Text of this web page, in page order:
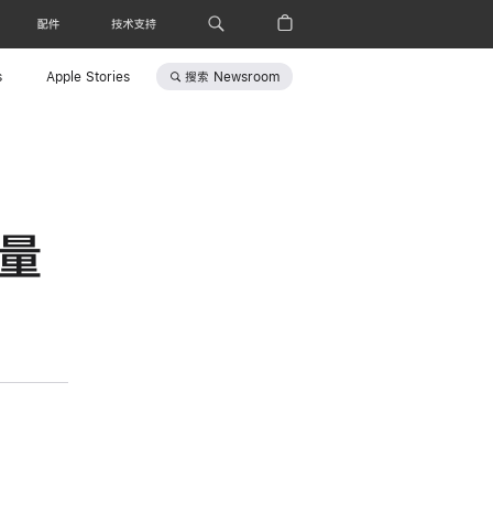
配件 技术支持
Apple Stories 搜索 Newsroom